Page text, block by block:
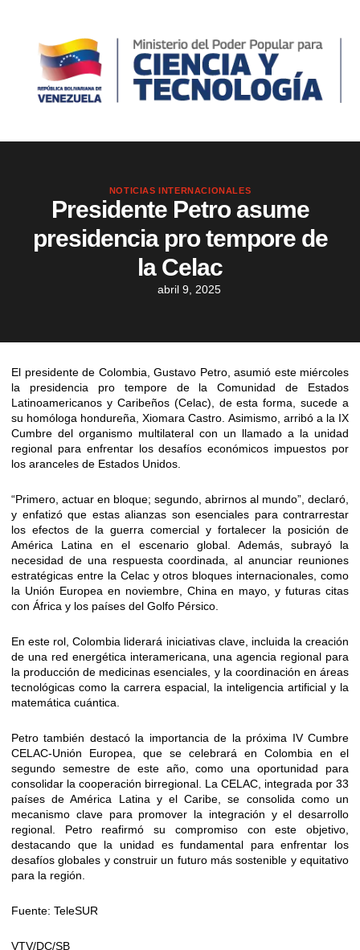
NOTICIAS INTERNACIONALES
Presidente Petro asume
presidencia pro tempore de
la Celac
abril 9, 2025
El presidente de Colombia, Gustavo Petro, asumió este miércoles
la presidencia pro tempore de la Comunidad de Estados
Latinoamericanos y Caribeños (Celac), de esta forma, sucede a
su homóloga hondureña, Xiomara Castro. Asimismo, arribó a la IX
Cumbre del organismo multilateral con un llamado a la unidad
regional para enfrentar los desafíos económicos impuestos por
los aranceles de Estados Unidos.
“Primero, actuar en bloque; segundo, abrirnos al mundo”, declaró,
y enfatizó que estas alianzas son esenciales para contrarrestar
los efectos de la guerra comercial y fortalecer la posición de
América Latina en el escenario global. Además, subrayó la
necesidad de una respuesta coordinada, al anunciar reuniones
estratégicas entre la Celac y otros bloques internacionales, como
la Unión Europea en noviembre, China en mayo, y futuras citas
con África y los países del Golfo Pérsico.
En este rol, Colombia liderará iniciativas clave, incluida la creación
de una red energética interamericana, una agencia regional para
la producción de medicinas esenciales, y la coordinación en áreas
tecnológicas como la carrera espacial, la inteligencia artificial y la
matemática cuántica.
Petro también destacó la importancia de la próxima IV Cumbre
CELAC-Unión Europea, que se celebrará en Colombia en el
segundo semestre de este año, como una oportunidad para
consolidar la cooperación birregional. La CELAC, integrada por 33
países de América Latina y el Caribe, se consolida como un
mecanismo clave para promover la integración y el desarrollo
regional. Petro reafirmó su compromiso con este objetivo,
destacando que la unidad es fundamental para enfrentar los
desafíos globales y construir un futuro más sostenible y equitativo
para la región.
Fuente: TeleSUR
VTV/DC/SB